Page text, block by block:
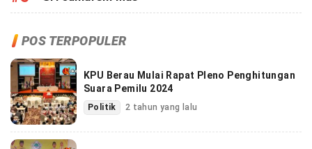
POS TERPOPULER
KPU Berau Mulai Rapat Pleno Penghitungan
Suara Pemilu 2024
Politik 2 tahun yang lalu